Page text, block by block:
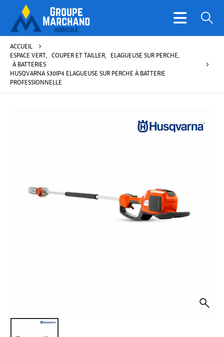
ACCUEIL
ESPACE VERT, COUPER ET TAILLER, ELAGUEUSE SUR PERCHE,
À BATTERIES
HUSQVARNA 530IP4 ELAGUEUSE SUR PERCHE À BATTERIE
PROFESSIONNELLE